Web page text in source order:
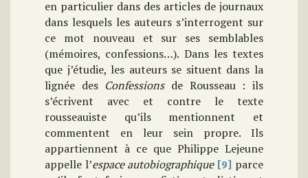
en particulier dans des articles de journaux
dans lesquels les auteurs s’interrogent sur
ce mot nouveau et sur ses semblables
(mémoires, confessions…). Dans les textes
que j’étudie, les auteurs se situent dans la
lignée des Confessionsde Rousseau : ils
s’écrivent avec et contre le texte
rousseauiste qu’ils mentionnent et
commentent en leur sein propre. Ils
appartiennent à ce que Philippe Lejeune
appelle l’espace autobiographique [9] parce